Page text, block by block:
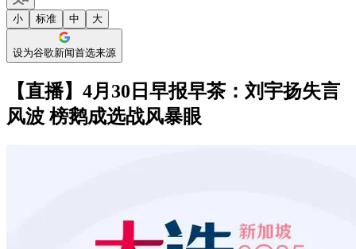
小 标准 中 大
设为谷歌新闻首选来源
【直播】4月30日早报早茶：刘宇扬失言
风波 榜鹅成选战风暴眼